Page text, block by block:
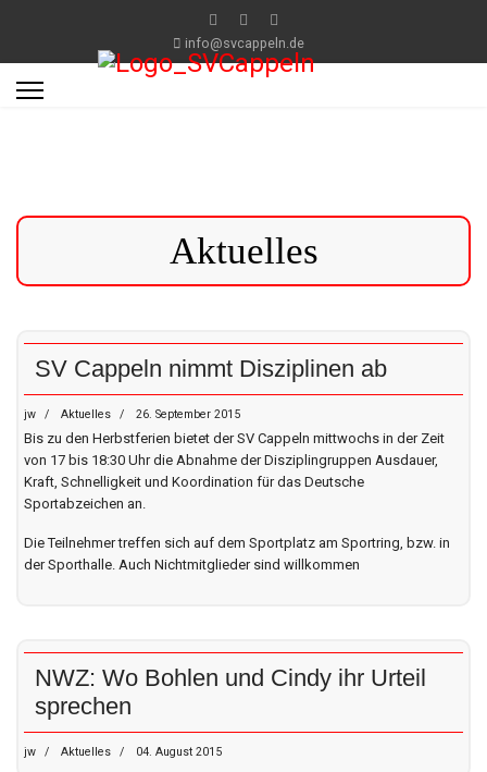
info@svcappeln.de
Aktuelles
SV Cappeln nimmt Disziplinen ab
jw Aktuelles 26. September 2015
Bis zu den Herbstferien bietet der SV Cappeln mittwochs in der Zeit
von 17 bis 18:30 Uhr die Abnahme der Disziplingruppen Ausdauer,
Kraft, Schnelligkeit und Koordination für das Deutsche
Sportabzeichen an.
Die Teilnehmer treffen sich auf dem Sportplatz am Sportring, bzw. in
der Sporthalle. Auch Nichtmitglieder sind willkommen
NWZ: Wo Bohlen und Cindy ihr Urteil
sprechen
jw Aktuelles 04. August 2015